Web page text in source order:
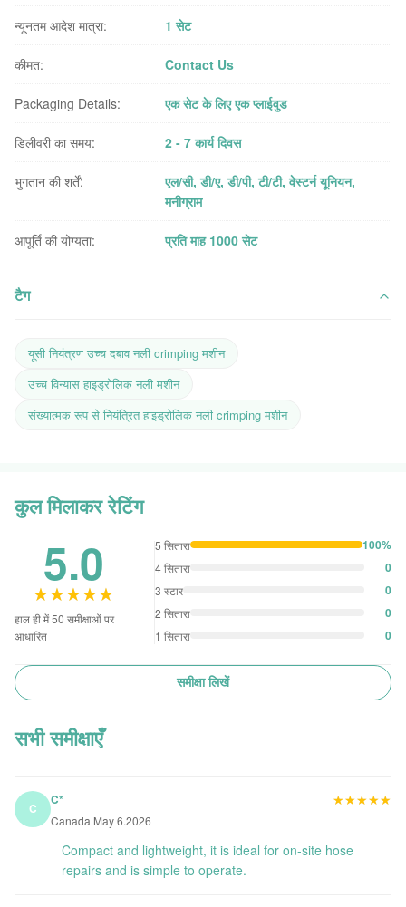
न्यूनतम आदेश मात्रा: 1 सेट
कीमत: Contact Us
Packaging Details: एक सेट के लिए एक प्लाईवुड
डिलीवरी का समय: 2 - 7 कार्य दिवस
भुगतान की शर्तें:
एल/सी, डी/ए, डी/पी, टी/टी, वेस्टर्न यूनियन,
मनीग्राम
आपूर्ति की योग्यता: प्रति माह 1000 सेट
टैग
यूसी नियंत्रण उच्च दबाव नली crimping मशीन
उच्च विन्यास हाइड्रोलिक नली मशीन
संख्यात्मक रूप से नियंत्रित हाइड्रोलिक नली crimping मशीन
कुल मिलाकर रेटिंग
5.0
★★★★★
★★★★★
हाल ही में 50 समीक्षाओं पर
आधारित
5 सितारा 100%
4 सितारा 0
3 स्टार 0
2 सितारा 0
1 सितारा 0
समीक्षा लिखें
सभी समीक्षाएँ
C
C*
Canada May 6.2026
★★★★★
★★★★★
Compact and lightweight, it is ideal for on-site hose
repairs and is simple to operate.